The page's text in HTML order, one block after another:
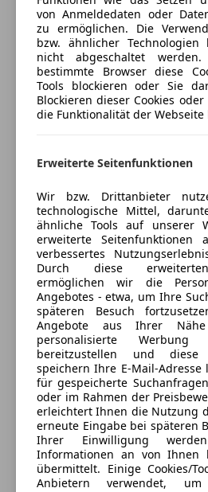
ESP
Fahrerairbag
Fernlichtassistent
Geschwindigkeits-
Isofix
LED-Scheinwerfer
LED-Tagfahrlicht
Notbremsassistent
Reifendruckkontrollsystem
Seitenairbag
Servolenkung
Spurhalteassistent
Tagfahrlicht
Traktionskontrolle
Verkehrszeichenerkennung
Voll-LED Scheinwerfer
Wegfahrsperre
Zentralverriegelung mit
Extras
Alufelgen (16")
Dachreling
E10-geeignet
Gepäckraumabtrennung
Verkäufer Händler
Autohaus Reichl GmbH & Co
5Sterne
Anbieter auf AutoScout24 seit 2016
Verkauf
Geschlossen
Öffnet um 8:30 Mo.
Seekirchner Straße 3,
5162 Obertrum am See, AT
Kontakt
Alle Fahrzeuge des Anbieters
Anbieter kontaktieren
Deine Nachricht
von Anmeldedaten oder
zu ermöglichen. Die
bzw. ähnlicher Technologien
nicht abgeschaltet
bestimmte Browser diese
Tools blockieren oder Sie
Blockieren dieser Cookies
die Funktionalität der
Erweiterte Seitenfunktionen
Wir bzw. Drittanbieter
technologische Mittel,
ähnliche Tools auf unserer
erweiterte Seitenfunktionen
verbessertes
Durch diese
ermöglichen wir die
Angebotes - etwa, um Ihre
späteren Besuch
Angebote aus Ihrer
personalisierte
bereitzustellen und diese
speichern Ihre E-Mail-Adresse
für gespeicherte
oder im Rahmen der
erleichtert Ihnen die Nutzung
erneute Eingabe bei späteren
Ihrer Einwilligung
Informationen an von Ihnen
übermittelt. Einige Cookies/
Anbietern verwendet,